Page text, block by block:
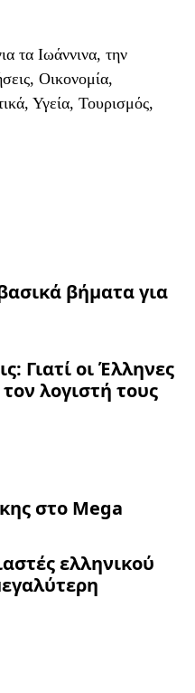
τα Ιωάννινα, την
Οικονομία,
Υγεία, Τουρισμός,
βήματα για
Γιατί οι Έλληνες
λογιστή τους
στο Mega
ελληνικού